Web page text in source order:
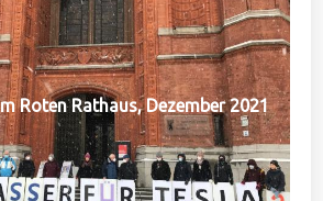
Roten Rathaus, Dezember 2021